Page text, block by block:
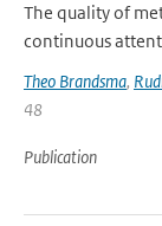
The quality of
continuous
Theo Brandsma,
48
Publication